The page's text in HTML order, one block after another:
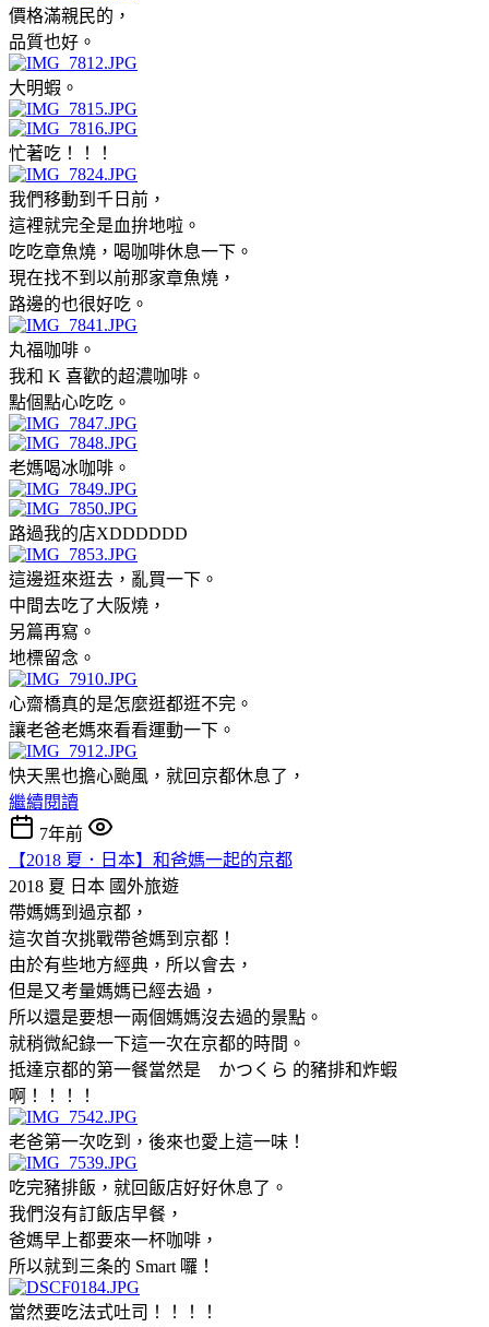
價格滿親民的，
品質也好。
大明蝦。
忙著吃！！！
我們移動到千日前，
這裡就完全是血拚地啦。
吃吃章魚燒，喝咖啡休息一下。
現在找不到以前那家章魚燒，
路邊的也很好吃。
丸福咖啡。
我和 K 喜歡的超濃咖啡。
點個點心吃吃。
老媽喝冰咖啡。
路過我的店XDDDDDD
這邊逛來逛去，亂買一下。
中間去吃了大阪燒，
另篇再寫。
地標留念。
心齋橋真的是怎麼逛都逛不完。
讓老爸老媽來看看運動一下。
快天黑也擔心颱風，就回京都休息了，
繼續閱讀
7年前
【2018 夏．日本】和爸媽一起的京都
2018 夏 日本 國外旅遊
帶媽媽到過京都，
這次首次挑戰帶爸媽到京都！
由於有些地方經典，所以會去，
但是又考量媽媽已經去過，
所以還是要想一兩個媽媽沒去過的景點。
就稍微紀錄一下這一次在京都的時間。
抵達京都的第一餐當然是 かつくら 的豬排和炸蝦
啊！！！！
老爸第一次吃到，後來也愛上這一味！
吃完豬排飯，就回飯店好好休息了。
我們沒有訂飯店早餐，
爸媽早上都要來一杯咖啡，
所以就到三条的 Smart 囉！
當然要吃法式吐司！！！！